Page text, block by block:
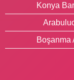
Konya
Boşanma